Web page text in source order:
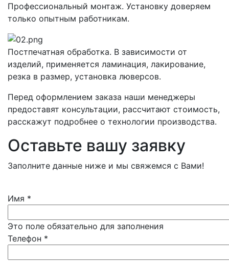
Профессиональный монтаж. Установку доверяем
только опытным работникам.
Постпечатная обработка. В зависимости от
изделий, применяется ламинация, лакирование,
резка в размер, установка люверсов.
Перед оформлением заказа наши менеджеры
предоставят консультации, рассчитают стоимость,
расскажут подробнее о технологии производства.
Оставьте вашу заявку
Заполните данные ниже и мы свяжемся с Вами!
Имя *
Это поле обязательно для заполнения
Телефон *